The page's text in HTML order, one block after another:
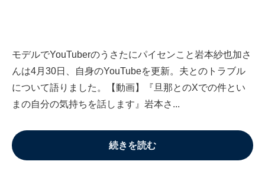
モデルでYouTuberのうさたにパイセンこと岩本紗也加さ
んは4月30日、自身のYouTubeを更新。夫とのトラブル
について語りました。【動画】『旦那とのXでの件とい
まの自分の気持ちを話します』岩本さ...
続きを読む